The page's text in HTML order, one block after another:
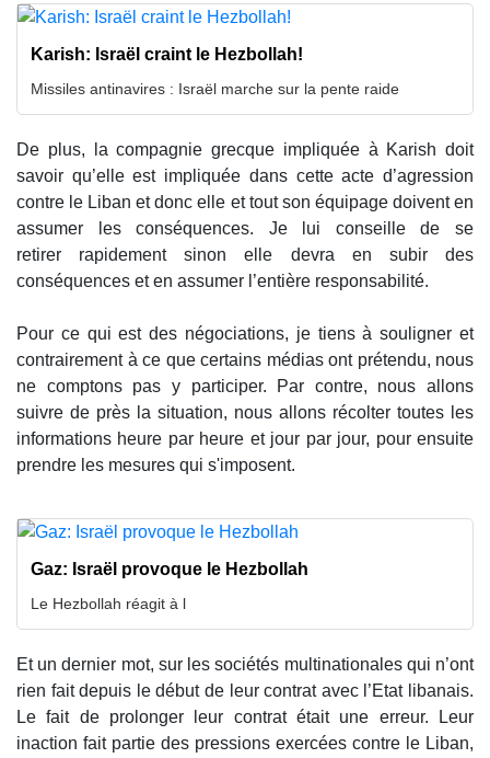
Karish: Israël craint le Hezbollah!
Missiles antinavires : Israël marche sur la pente raide
De plus, la compagnie grecque impliquée à Karish doit
savoir qu’elle est impliquée dans cette acte d’agression
contre le Liban et donc elle et tout son équipage doivent en
assumer les conséquences. Je lui conseille de se
retirer rapidement sinon elle devra en subir des
conséquences et en assumer l’entière responsabilité.
Pour ce qui est des négociations, je tiens à souligner et
contrairement à ce que certains médias ont prétendu, nous
ne comptons pas y participer. Par contre, nous allons
suivre de près la situation, nous allons récolter toutes les
informations heure par heure et jour par jour, pour ensuite
prendre les mesures qui s'imposent.
Gaz: Israël provoque le Hezbollah
Le Hezbollah réagit à l
Et un dernier mot, sur les sociétés multinationales qui n’ont
rien fait depuis le début de leur contrat avec l’Etat libanais.
Le fait de prolonger leur contrat était une erreur. Leur
inaction fait partie des pressions exercées contre le Liban,